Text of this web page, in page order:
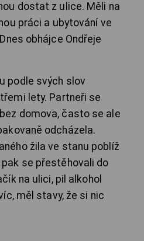
dostat z ulice. Měli na
práci a ubytování ve
obhájce Ondřeje
podle svých slov
lety. Partneři se
domova, často se ale
odcházela.
žila ve stanu poblíž
se přestěhovali do
na ulici, pil alkohol
měl stavy, že si nic